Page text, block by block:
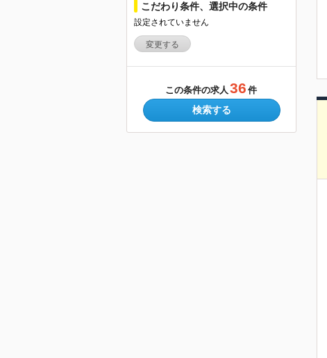
こだわり条件、選択中の条件
設定されていません
変更する
この条件の求人 36 件
検索する